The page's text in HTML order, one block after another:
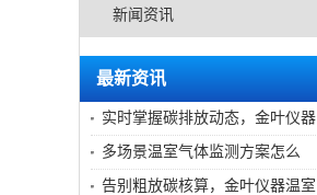
新闻资讯
最新资讯
实时掌握碳排放动态，金叶仪器
温室气体监测装置助力低碳管控
多场景温室气体监测方案怎么
选？金叶仪器设备满足多元监测
告别粗放碳核算，金叶仪器温室